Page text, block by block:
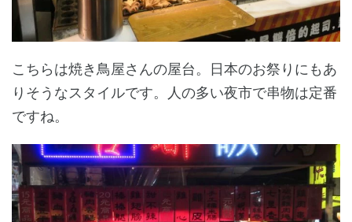
こちらは焼き鳥屋さんの屋台。日本のお祭りにもあ
りそうなスタイルです。人の多い夜市で串物は定番
ですね。